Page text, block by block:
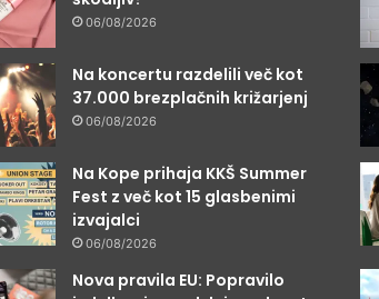
06/08/2026
Na koncertu razdelili več kot
37.000 brezplačnih križarjenj
06/08/2026
Na Kope prihaja KKŠ Summer
Fest z več kot 15 glasbenimi
izvajalci
06/08/2026
Nova pravila EU: Popravilo